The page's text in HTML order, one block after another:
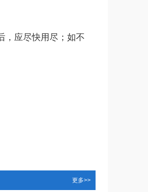
，应尽快用尽；如不
更多>>